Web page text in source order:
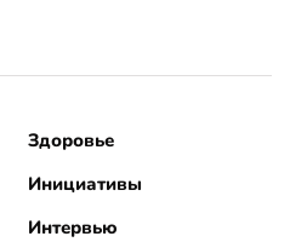
Здоровье
Инициативы
Интервью